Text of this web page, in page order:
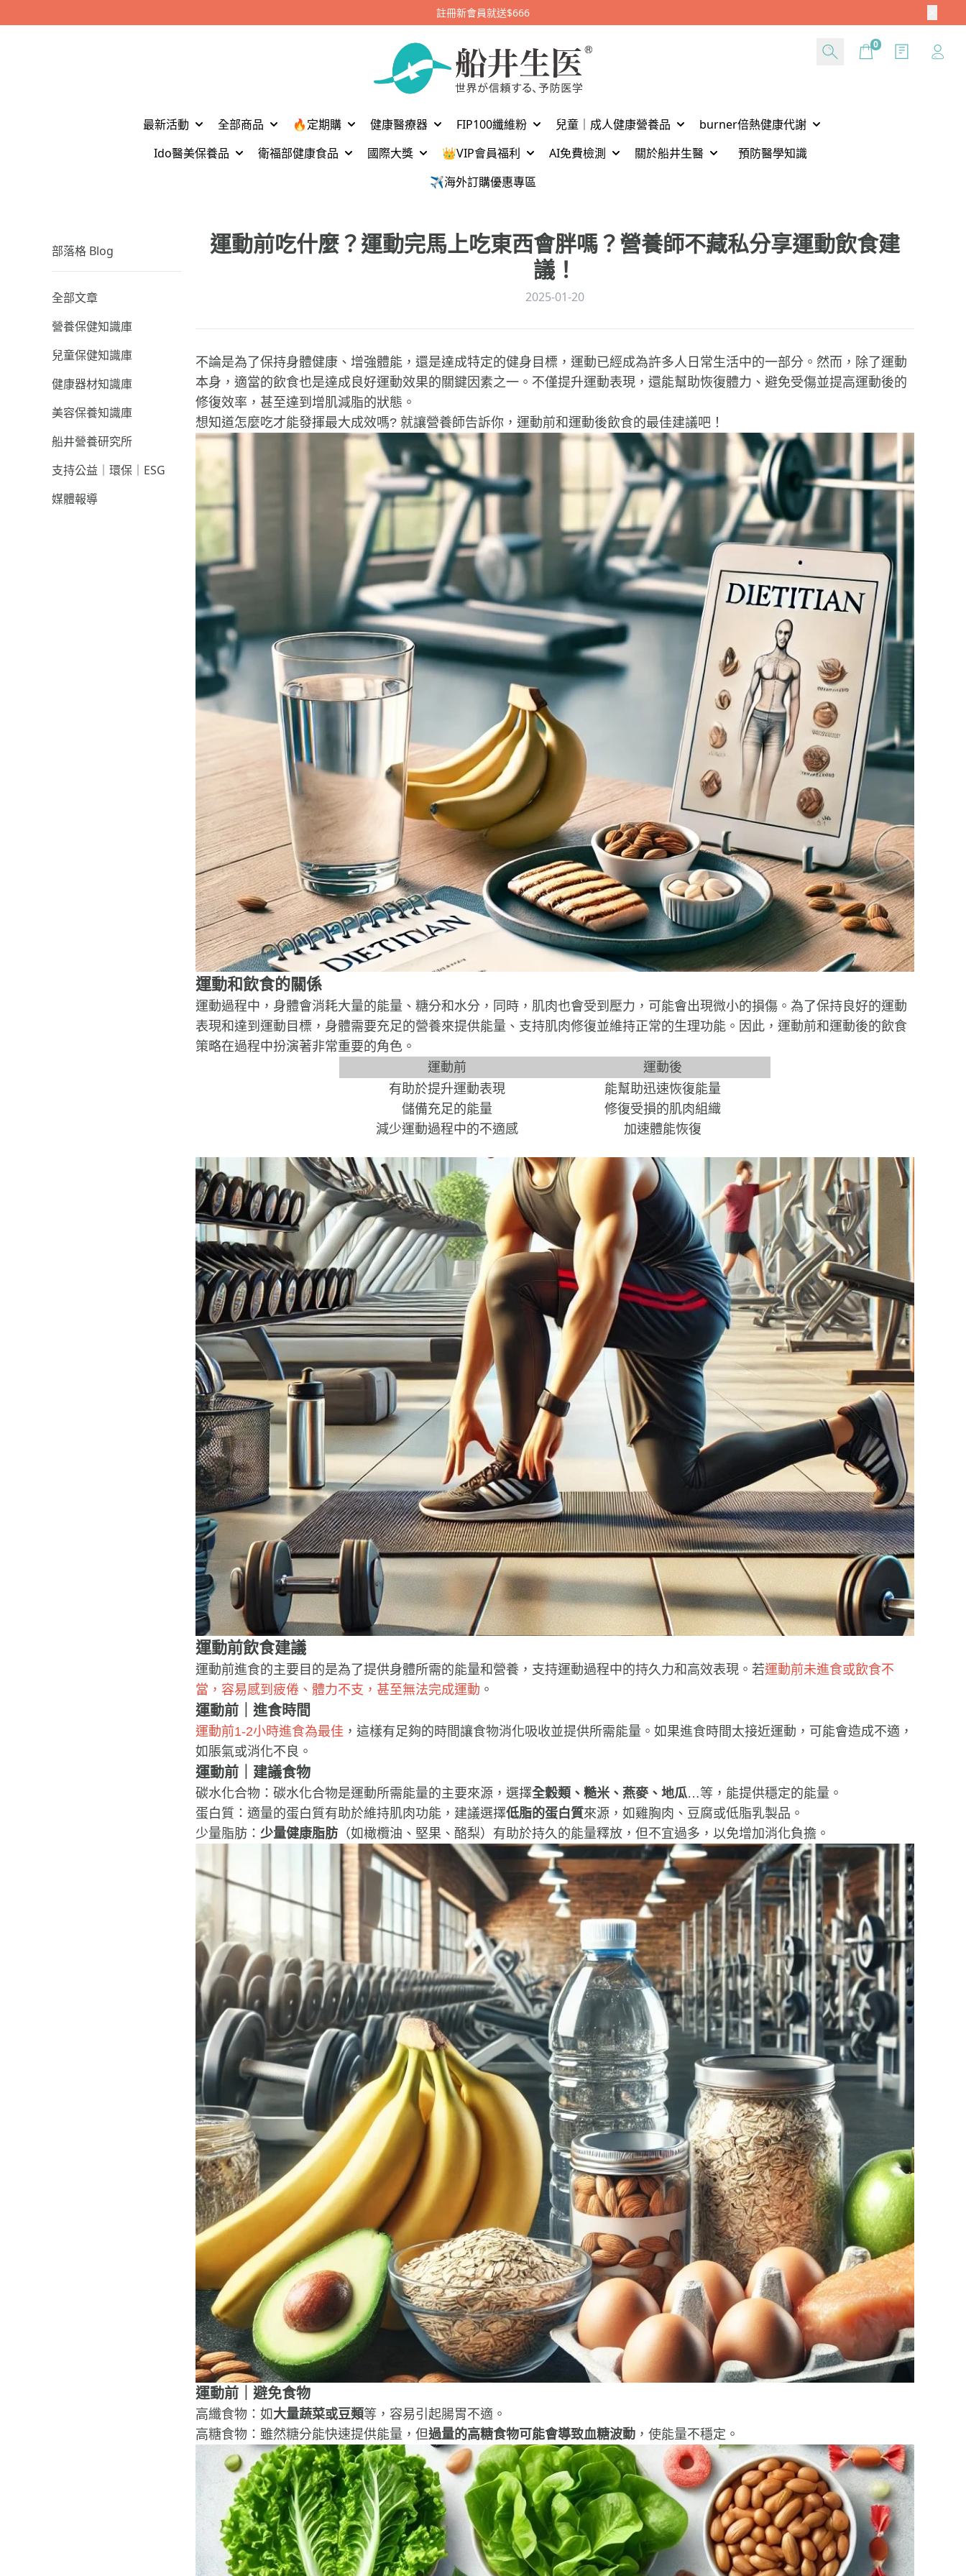
加入官方LINE好友留言【船井驚喜購】立刻領取$1,300元
Cart0
最新活動 全部商品 🔥定期購 健康醫療器 FIP100纖維粉 兒童｜成人健康營養品
burner倍熱健康代謝
Ido醫美保養品
衛福部健康食品 國際大獎 👑VIP會員福利 AI免費檢測 關於船井生醫
預防醫學知識
✈️海外訂購優惠專區
部落格 Blog
全部文章
營養保健知識庫
兒童保健知識庫
健康器材知識庫
美容保養知識庫
船井營養研究所
支持公益｜環保｜ESG
媒體報導
​運動前吃什麼？運動完馬上吃東西會胖嗎？營養師不藏私分享運動飲食建
議！
2025-01-20
不論是為了保持身體健康、增強體能，還是達成特定的健身目標，運動已經成為許多人日常生活中的一部分。然而，除了運動
本身，適當的飲食也是達成良好運動效果的關鍵因素之一。不僅提升運動表現，還能幫助恢復體力、避免受傷並提高運動後的
修復效率，甚至達到增肌減脂的狀態。
想知道怎麼吃才能發揮最大成效嗎? 就讓營養師告訴你，運動前和運動後飲食的最佳建議吧！
運動和飲食的關係
運動過程中，身體會消耗大量的能量、糖分和水分，同時，肌肉也會受到壓力，可能會出現微小的損傷。為了保持良好的運動
表現和達到運動目標，身體需要充足的營養來提供能量、支持肌肉修復並維持正常的生理功能。因此，運動前和運動後的飲食
策略在過程中扮演著非常重要的角色。
運動前
運動後
有助於提升運動表現
儲備充足的能量
減少運動過程中的不適感
能幫助迅速恢復能量
修復受損的肌肉組織
加速體能恢復
運動前飲食建議
運動前進食的主要目的是為了提供身體所需的能量和營養，支持運動過程中的持久力和高效表現。若運動前未進食或飲食不
當，容易感到疲倦、體力不支，甚至無法完成運動 。
運動前｜進食時間
運動前1-2小時進食為最佳 ，這樣有足夠的時間讓食物消化吸收並提供所需能量。如果進食時間太接近運動，可能會造成不適，
如脹氣或消化不良。
運動前｜建議食物
碳水化合物：碳水化合物是運動所需能量的主要來源，選擇全穀類、糙米、燕麥、地瓜…等，能提供穩定的能量。
蛋白質：適量的蛋白質有助於維持肌肉功能，建議選擇低脂的蛋白質來源，如雞胸肉、豆腐或低脂乳製品。
少量脂肪： 少量健康脂肪 （如橄欖油、堅果、酪梨）有助於持久的能量釋放，但不宜過多，以免增加消化負擔。
運動前｜避免食物
高纖食物：如 大量蔬菜或豆類等，容易引起腸胃不適。
高糖食物：雖然糖分能快速提供能量，但過量的高糖食物可能會導致血糖波動 ，使能量不穩定。